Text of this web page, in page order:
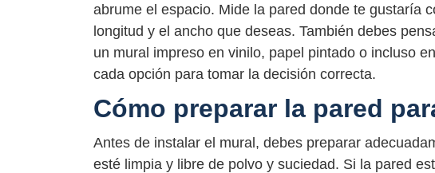
abrume el espacio. Mide la pared donde te gustaría
longitud y el ancho que deseas. También debes
un mural impreso en vinilo, papel pintado o incluso
cada opción para tomar la decisión correcta.
Cómo preparar la pared
Antes de instalar el mural, debes preparar
esté limpia y libre de polvo y suciedad. Si la pared